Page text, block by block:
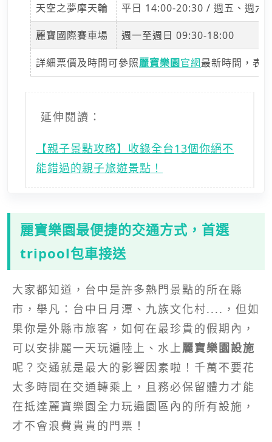
天空之夢摩天輪 平日 14:00-20:30 / 週五、週六
麗寶國際賽車場 週一至週日 09:30-18:00
詳細票價及時間可參照麗寶樂園官網最新時間，表
延伸閱讀：
【親子景點攻略】收錄全台13個你絕不
能錯過的親子旅遊景點！
麗寶樂園最便捷的交通方式，首選
tripool包車接送
大家都知道，台中是許多熱門景點的所在縣
市，舉凡：台中日月潭、九族文化村....，但如
果你是外縣市旅客，如何在最珍貴的假期內，
可以安排麗一天玩遍陸上、水上麗寶樂園設施
呢？交通就是最大的影響因素啦！千萬不要花
太多時間在交通轉乘上，且務必保留體力才能
在抵達麗寶樂園全力玩遍園區內的所有設施，
才不會浪費貴貴的門票！